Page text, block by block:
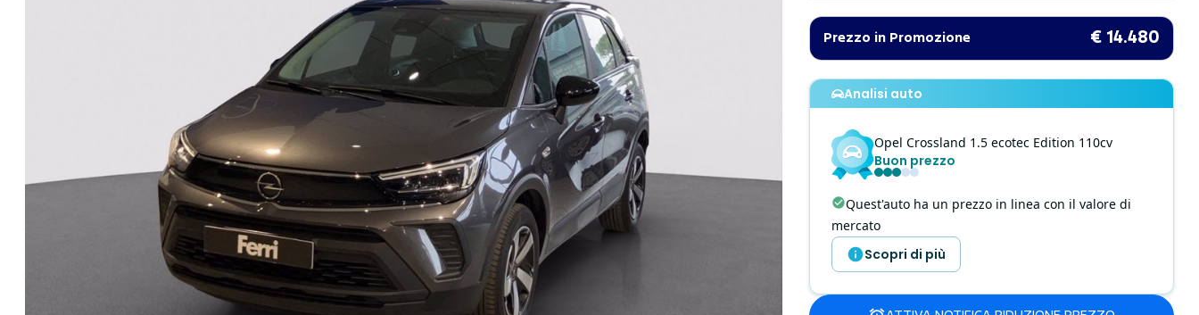
Prezzo in Promozione € 14.480
Analisi auto
Opel Crossland 1.5 ecotec Edition 110cv
Buon prezzo
Quest'auto ha un prezzo in linea con il valore di
mercato
Scopri di più